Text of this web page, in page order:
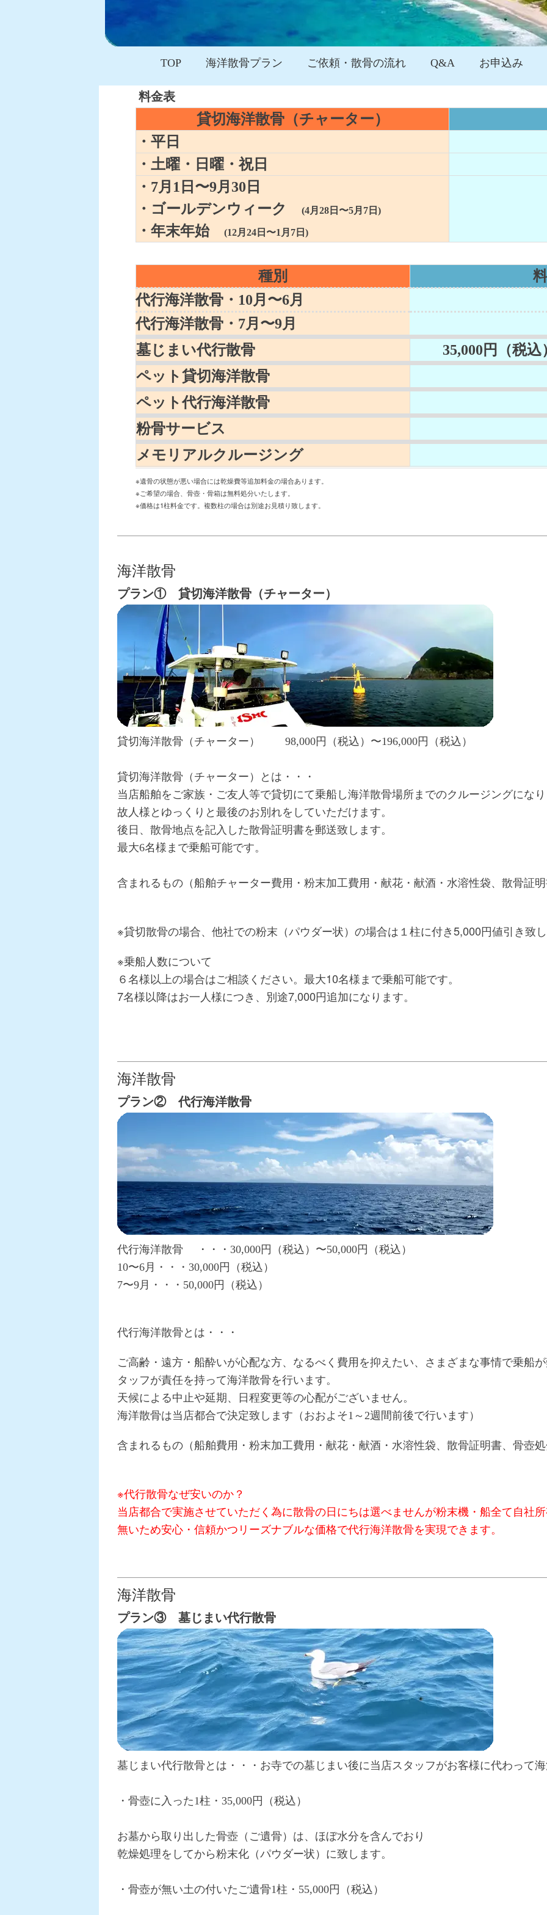
TOP 海洋散骨プラン ご依頼・散骨の流れ Q&A お申込み
料金表
貸切海洋散骨（チャーター）
・平日
・土曜・日曜・祝日
・7月1日〜9月30日
・ゴールデンウィーク
(4月28日〜5月7日)
・年末年始 (12月24日〜1月7日)
種別
代行海洋散骨・10月〜6月
代行海洋散骨・7月〜9月
墓じまい代行散骨
35,000円（税
ペット貸切海洋散骨
ペット代行海洋散骨
粉骨サービス
メモリアルクルージング
※遺骨の状態が悪い場合には乾燥費等追加料金の場合あります。
※ご希望の場合、骨壺・骨箱は無料処分いたします。
※価格は1柱料金です。複数柱の場合は別途お見積り致します。
海洋散骨
プラン① 貸切海洋散骨（チャーター）
貸切海洋散骨（チャーター） 98,000円（税込） 〜196,000円（税込）
貸切海洋散骨（チャーター）とは・・・
当店船舶をご家族・ご友人等で貸切にて乗船し海洋散骨場所までのクルージングにな
故人様とゆっくりと最後のお別れをしていただけます。
後日、散骨地点を記入した散骨証明書を郵送致します。
最大6名様まで乗船可能です。
含まれるもの（船舶チャーター費用・粉末加工費用・献花・献酒・水溶性袋、散骨証
※貸切散骨の場合、他社での粉末（パウダー状）の場合は １柱に付き5,000円値引き致
※乗船人数について
６名様以上の場合はご相談ください。最大10名様まで乗船可能です。
7名様以降はお一人様につき、別途7,000円追加になります。
海洋散骨
プラン② 代行海洋散骨
代行海洋散骨 ・・・30,000円（税込）〜50,000円（税込）
10〜6月・・・30,000円（税込）
7〜9月・・・50,000円（税込）
代行海洋散骨とは・・・
ご高齢・遠方・船酔いが心配な方、なるべく費用を抑えたい、さまざまな事情で乗船
タッフが責任を持って海洋散骨を行います。
天候による中止や延期、日程変更等の心配がございません。
海洋散骨は当店都合で決定致します（おおよそ1～2週間前後で行います）
含まれるもの（船舶費用・粉末加工費用・献花・献酒・水溶性袋、散骨証明書、骨壺
※代行散骨なぜ安いのか？
当店都合で実施させていただく為に散骨の日にちは選べませんが粉末機・船全て自社
無いため安心・信頼かつリーズナブルな価格で代行海洋散骨を実現できます。
海洋散骨
プラン③ 墓じまい代行散骨
墓じまい代行散骨とは・・・お寺での墓じまい後に当店スタッフがお客様に代わって
・骨壺に入った1柱・35,000円（税込）
お墓から取り出した骨壺（ご遺骨）は、ほぼ水分を含んでおり
乾燥処理をしてから粉末化（パウダー状）に致します。
・骨壺が無い土の付いたご遺骨1柱・55,000円（税込）